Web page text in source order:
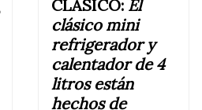
CLÁSICO: El
clásico mini
refrigerador y
calentador de 4
litros están
hechos de